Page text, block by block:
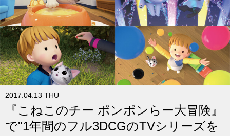
連載
用語辞典
スタジオ
講座
クリエイターズID
求人
2017.04.13 THU
『こねこのチー ポンポンらー大冒険』
で"1年間のフル3DCGのTVシリーズを